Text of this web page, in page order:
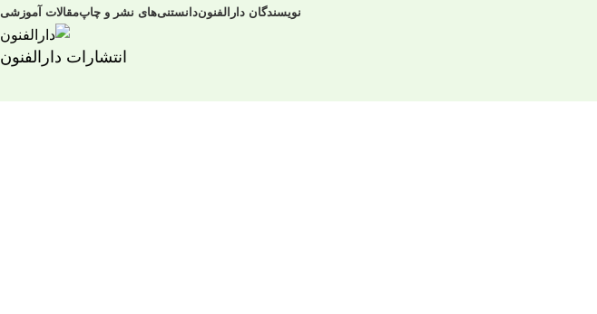
نویسندگان دارالفنوندانستنی‌های نشر و چاپمقالات آموزشی
انتشارات دارالفنون